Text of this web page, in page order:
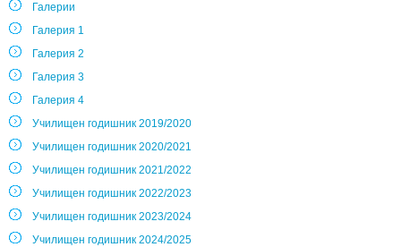
Галерии
Галерия 1
Галерия 2
Галерия 3
Галерия 4
Училищен годишник 2019/2020
Училищен годишник 2020/2021
Училищен годишник 2021/2022
Училищен годишник 2022/2023
Училищен годишник 2023/2024
Училищен годишник 2024/2025